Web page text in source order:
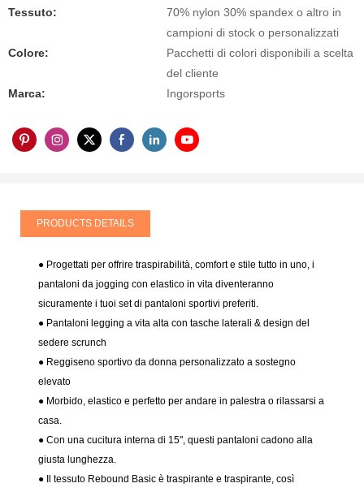
Tessuto:
70% nylon 30% spandex o altro in
campioni di stock o personalizzati
Colore:
Pacchetti di colori disponibili a scelta
del cliente
Marca:
Ingorsports
PRODUCTS DETAILS
● Progettati per offrire traspirabilità, comfort e stile tutto in uno, i
pantaloni da jogging con elastico in vita diventeranno
sicuramente i tuoi set di pantaloni sportivi preferiti.
● Pantaloni legging a vita alta con tasche laterali & design del
sedere scrunch
● Reggiseno sportivo da donna personalizzato a sostegno
elevato
● Morbido, elastico e perfetto per andare in palestra o rilassarsi a
casa.
● Con una cucitura interna di 15", questi pantaloni cadono alla
giusta lunghezza.
● Il tessuto Rebound Basic è traspirante e traspirante, così